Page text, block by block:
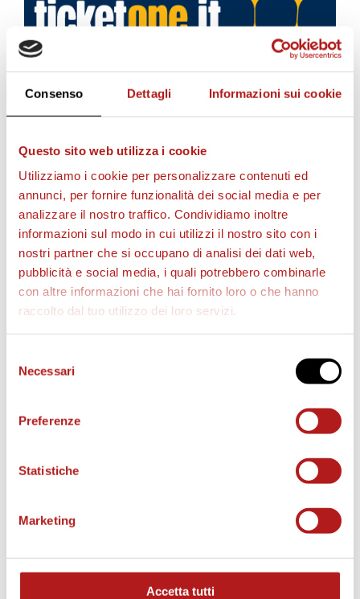
Consenso Dettagli Informazioni sui cookie
Questo sito web utilizza i cookie
Utilizziamo i cookie per personalizzare contenuti ed
annunci, per fornire funzionalità dei social media e per
analizzare il nostro traffico. Condividiamo inoltre
informazioni sul modo in cui utilizzi il nostro sito con i
nostri partner che si occupano di analisi dei dati web,
pubblicità e social media, i quali potrebbero combinarle
con altre informazioni che hai fornito loro o che hanno
raccolto dal tuo utilizzo dei loro servizi.
delNecessari
Preferenze
Statistiche
Marketing
Accetta tutti
AS CITTADELLA STORE